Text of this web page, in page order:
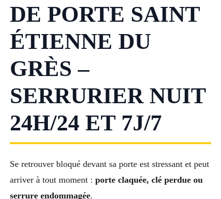
DE PORTE SAINT
ÉTIENNE DU
GRÈS –
SERRURIER NUIT
24H/24 ET 7J/7
Se retrouver bloqué devant sa porte est stressant et peut
arriver à tout moment : porte claquée, clé perdue ou
serrure endommagée.